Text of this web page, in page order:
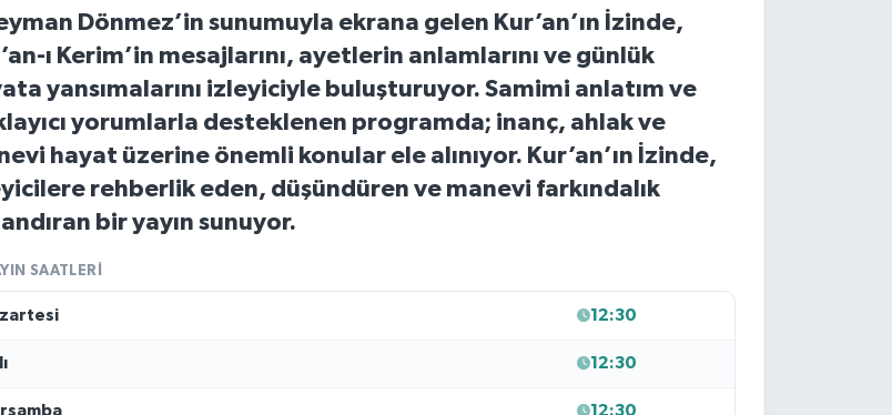
Dönmez’in sunumuyla ekrana gelen Kur’an’ın İzinde,
ı Kerim’in mesajlarını, ayetlerin anlamlarını ve günlük
yansımalarını izleyiciyle buluşturuyor. Samimi anlatım ve
yorumlarla desteklenen programda; inanç, ahlak ve
hayat üzerine önemli konular ele alınıyor. Kur’an’ın İzinde,
rehberlik eden, düşündüren ve manevi farkındalık
bir yayın sunuyor.
SAATLERI
12:30
12:30
12:30